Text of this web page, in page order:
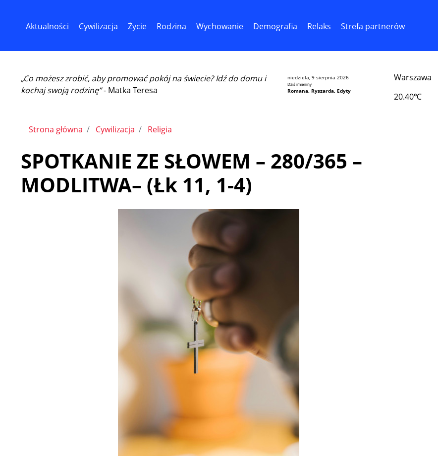
Aktualności Cywilizacja Życie Rodzina Wychowanie Demografia Relaks Strefa partnerów
„Co możesz zrobić, aby promować pokój na świecie? Idź do domu i
kochaj swoją rodzinę”- Matka Teresa
niedziela, 9 sierpnia 2026
Dziś imieniny
Romana, Ryszarda, Edyty
Warszawa
20.40℃
Strona główna Cywilizacja Religia
SPOTKANIE ZE SŁOWEM – 280/365 –
MODLITWA– (Łk 11, 1-4)